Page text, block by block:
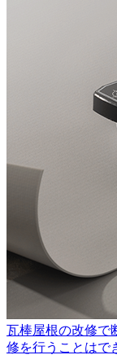
瓦棒屋根の改修で
修を行うことはで